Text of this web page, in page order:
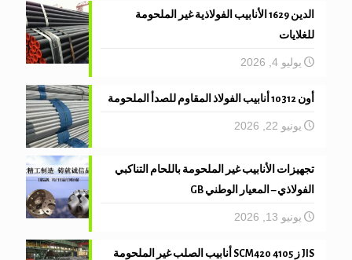
الدين 1629 الأنابيب الفولاذية غير الملحومة
للغلايات
يوليو 4, 2026
أون 10312 أنابيب الفولاذ المقاوم للصدأ الملحومة
يونيو 22, 2026
تجهيزات الأنابيب غير الملحومة باللحام التناكبي
الفولاذي – المعيار الوطني GB
يونيو 13, 2026
JIS ز 4105 SCM420 أنابيب الصلب غير الملحومة